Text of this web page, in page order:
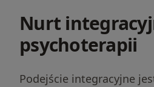
Nurt
psychoterapii
Podejście integracyjne